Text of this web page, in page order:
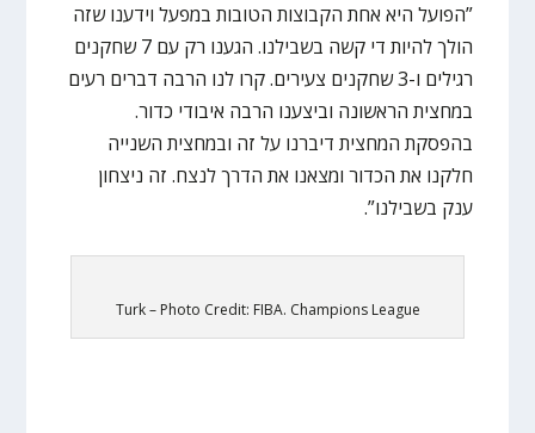
”הפועל היא אחת הקבוצות הטובות במפעל וידענו שזה
הולך להיות די קשה בשבילנו. הגענו רק עם 7 שחקנים
רגילים ו-3 שחקנים צעירים. קרו לנו הרבה דברים רעים
במחצית הראשונה וביצענו הרבה איבודי כדור.
בהפסקת המחצית דיברנו על זה ובמחצית השנייה
חלקנו את הכדור ומצאנו את הדרך לנצח. זה ניצחון
ענק בשבילנו”.
Turk – Photo Credit: FIBA. Champions League